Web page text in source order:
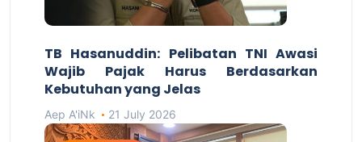
TB Hasanuddin: Pelibatan TNI Awasi
Wajib Pajak Harus Berdasarkan
Kebutuhan yang Jelas
Aep A'iNk 21 July 2026